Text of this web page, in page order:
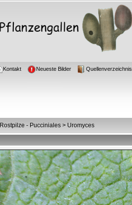
Kontakt Neueste Bilder Quellenverzeichnis
Rostpilze - Pucciniales> Uromyces